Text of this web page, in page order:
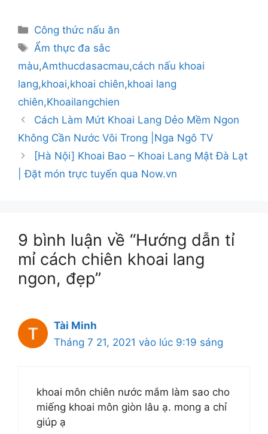
Danh
mục
Công thức nấu ăn
Thẻ
Ẩm thực đa sắc
màu,Amthucdasacmau,cách nấu khoai
lang,khoai,khoai chiên,khoai lang
chiên,Khoailangchien
Cách Làm Mứt Khoai Lang Dẻo Mềm Ngon
Không Cần Nước Vôi Trong |Nga Ngô TV
[Hà Nội] Khoai Bao – Khoai Lang Mật Đà Lạt
| Đặt món trực tuyến qua Now.vn
9 bình luận về “Hướng dẫn tỉ
mỉ cách chiên khoai lang
ngon, đẹp”
Tài Minh
Tháng 7 21, 2021 vào lúc 9:19 sáng
khoai môn chiên nước mắm làm sao cho
miếng khoai môn giòn lâu ạ. mong a chỉ
giúp ạ